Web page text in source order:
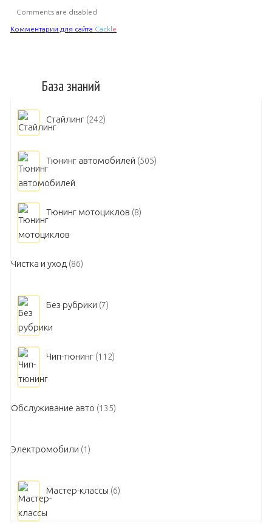
Comments are disabled
Комментарии для сайта Cackl e
База знаний
Стайлинг (242)
Тюнинг автомобилей (505)
Тюнинг мотоциклов (8)
Чистка и уход (86)
Без рубрики (7)
Чип-тюнинг (112)
Обслуживание авто (135)
Электромобили (1)
Мастер-классы (6)